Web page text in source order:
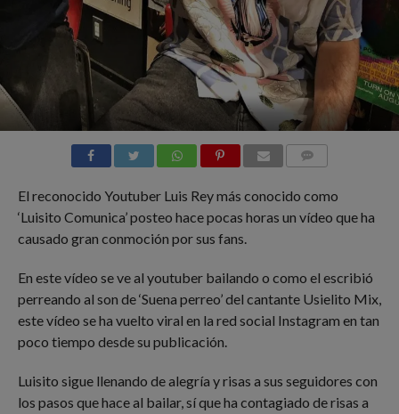
El reconocido Youtuber Luis Rey más conocido como
‘Luisito Comunica’ posteo hace pocas horas un vídeo que ha
causado gran conmoción por sus fans.
En este vídeo se ve al youtuber bailando o como el escribió
perreando al son de ‘Suena perreo’ del cantante Usielito Mix,
este vídeo se ha vuelto viral en la red social Instagram en tan
poco tiempo desde su publicación.
Luisito sigue llenando de alegría y risas a sus seguidores con
los pasos que hace al bailar, sí que ha contagiado de risas a